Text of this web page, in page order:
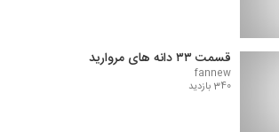
قسمت ۳۳ دانه های مروارید
fannew
340 بازدید